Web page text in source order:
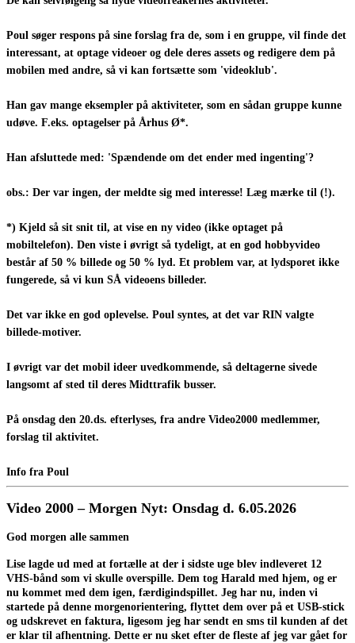
Poul søger respons på sine forslag fra de, som i en gruppe, vil finde det
interessant, at optage videoer og dele deres assets og redigere dem på
mobilen med andre, så vi kan fortsætte som 'videoklub'.
Han gav mange eksempler på aktiviteter, som en sådan gruppe kunne
udøve. F.eks. optagelser på Århus Ø*.
Han afsluttede med: 'Spændende om det ender med ingenting'?
obs.: Der var ingen, der meldte sig med interesse! Læg mærke til (!).
*) Kjeld så sit snit til, at vise en ny video (ikke optaget på
mobiltelefon). Den viste i øvrigt så tydeligt, at en god hobbyvideo
består af 50 % billede og 50 % lyd. Et problem var, at lydsporet ikke
fungerede, så vi kun SÅ videoens billeder.
Det var ikke en god oplevelse. Poul syntes, at det var RIN valgte
billede-motiver.
I øvrigt var det mobil ideer uvedkommende, så deltagerne sivede
langsomt af sted til deres Midttrafik busser.
På onsdag den 20.ds. efterlyses, fra andre Video2000 medlemmer,
forslag til aktivitet.
Info fra Poul
Video 2000 – Morgen Nyt: Onsdag d. 6.05.2026
God morgen alle sammen
Lise lagde ud med at fortælle at der i sidste uge blev indleveret 12
VHS-bånd som vi skulle overspille. Dem tog Harald med hjem, og er
nu kommet med dem igen, færdigindspillet. Jeg har nu, inden vi
startede på denne morgenorientering, flyttet dem over på et USB-stick
og udskrevet en faktura, ligesom jeg har sendt en sms til kunden af det
er klar til afhentning. Dette er nu sket efter de fleste af jeg var gået for